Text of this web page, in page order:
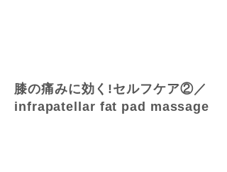
膝の痛みに効く!セルフケア②／
infrapatellar fat pad massage